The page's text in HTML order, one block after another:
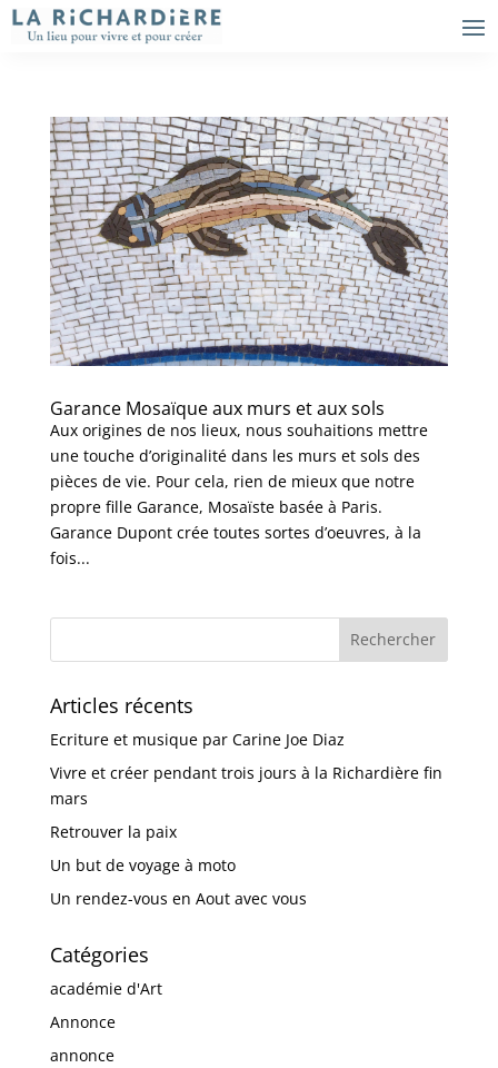
Garance Mosaïque aux murs et aux sols
Aux origines de nos lieux, nous souhaitions mettre
une touche d’originalité dans les murs et sols des
pièces de vie. Pour cela, rien de mieux que notre
propre fille Garance, Mosaïste basée à Paris.
Garance Dupont crée toutes sortes d’oeuvres, à la
fois...
Articles récents
Ecriture et musique par Carine Joe Diaz
Vivre et créer pendant trois jours à la Richardière fin
mars
Retrouver la paix
Un but de voyage à moto
Un rendez-vous en Aout avec vous
Catégories
académie d'Art
Annonce
annonce